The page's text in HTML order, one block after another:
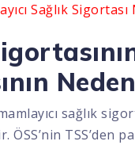
Sağlık
sağlık
TSS’den